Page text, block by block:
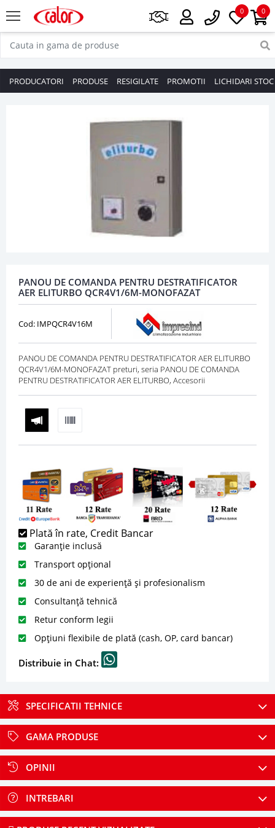
0
0
PRODUCATORI PRODUSE RESIGILATE PROMOTII LICHIDARI STOC
PANOU DE COMANDA PENTRU DESTRATIFICATOR
AER ELITURBO QCR4V1/6M-MONOFAZAT
Cod: IMPQCR4V16M
PANOU DE COMANDA PENTRU DESTRATIFICATOR AER ELITURBO
QCR4V1/6M-MONOFAZAT preturi, seria PANOU DE COMANDA
PENTRU DESTRATIFICATOR AER ELITURBO, Accesorii
Plată în rate, Credit Bancar
Garanție inclusă
Transport opțional
30 de ani de experiență și profesionalism
Consultanță tehnică
Retur conform legii
Opțiuni flexibile de plată (cash, OP, card bancar)
Distribuie in Chat:
SPECIFICATII TEHNICE
GAMA PRODUSE
OPINII
INTREBARI